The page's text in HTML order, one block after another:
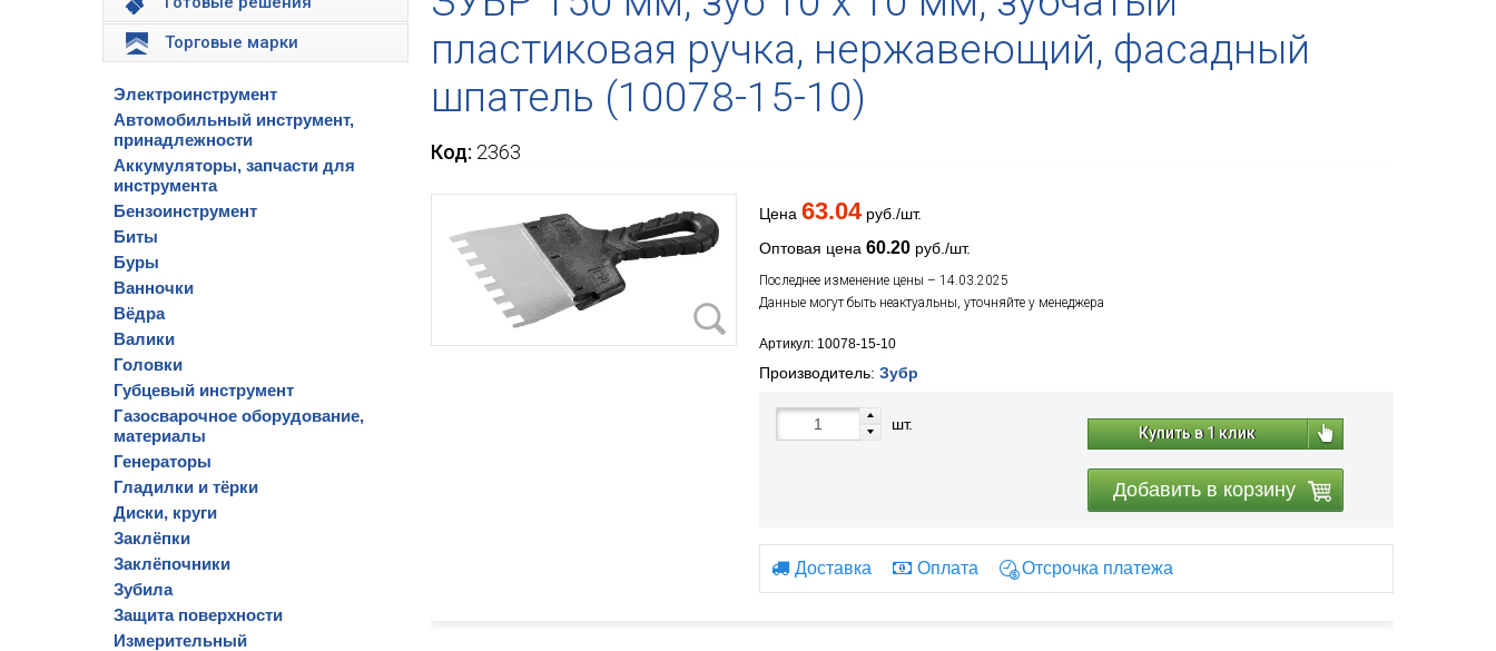
Торговые марки
Электроинструмент
Автомобильный инструмент,
принадлежности
Аккумуляторы, запчасти для
инструмента
Бензоинструмент
Биты
Буры
Ванночки
Вёдра
Валики
Головки
Губцевый инструмент
Газосварочное оборудование,
материалы
Генераторы
Гладилки и тёрки
Диски, круги
Заклёпки
Заклёпочники
Зубила
Защита поверхности
Измерительный
пластиковая ручка, нержавеющий, фасадный
шпатель (10078-15-10)
Код: 2363
Цена 63.04руб./шт.
Оптовая цена 60.20руб./шт.
Последнее изменение цены – 14.03.2025
Данные могут быть неактуальны, уточняйте у менеджера
Артикул: 10078-15-10
Производитель: Зубр
шт. Купить в 1 клик
Добавить в корзину
Доставка Оплата Отсрочка платежа